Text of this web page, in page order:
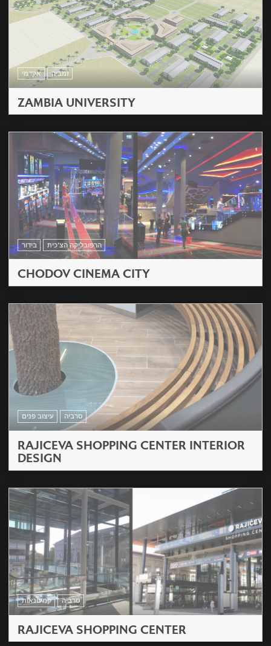
זמביה אקדמי
ZAMBIA UNIVERSITY
הרפובליקה הצ'כית בידור
CHODOV CINEMA CITY
סרביה עיצוב פנים
RAJICEVA SHOPPING CENTER INTERIOR
DESIGN
סרביה קמעונאות
RAJICEVA SHOPPING CENTER